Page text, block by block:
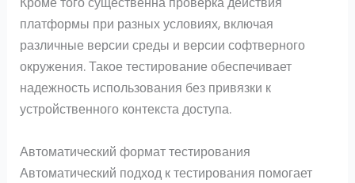
платформы при разных условиях, включая
различные версии среды и версии софтверного
окружения. Такое тестирование обеспечивает
надежность использования без привязки к
устройственного контекста доступа.
Автоматический формат тестирования
Автоматический подход к тестирования помогает